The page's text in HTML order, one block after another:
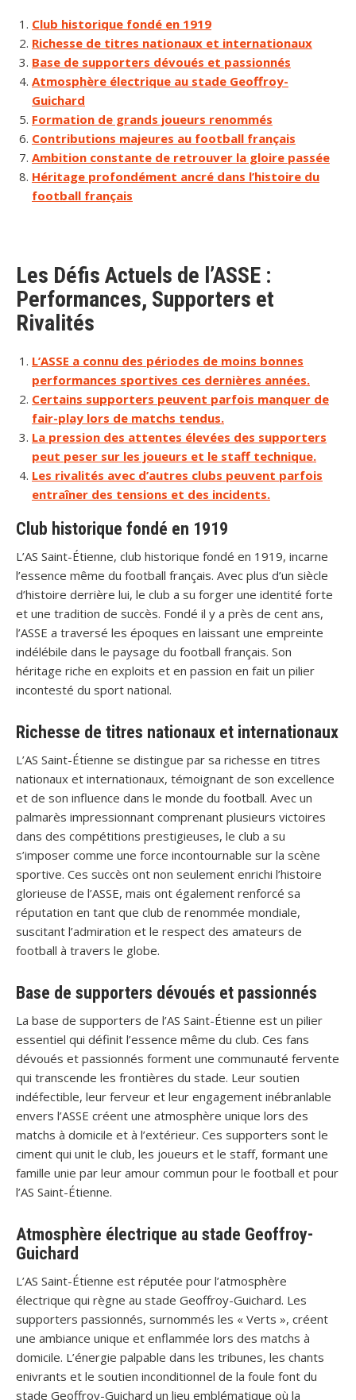
Club historique fondé en 1919
Richesse de titres nationaux et internationaux
Base de supporters dévoués et passionnés
Atmosphère électrique au stade Geoffroy-
Guichard
Formation de grands joueurs renommés
Contributions majeures au football français
Ambition constante de retrouver la gloire passée
Héritage profondément ancré dans l’histoire du
football français
Les Défis Actuels de l’ASSE :
Performances, Supporters et
Rivalités
L’ASSE a connu des périodes de moins bonnes
performances sportives ces dernières années.
Certains supporters peuvent parfois manquer de
fair-play lors de matchs tendus.
La pression des attentes élevées des supporters
peut peser sur les joueurs et le staff technique.
Les rivalités avec d’autres clubs peuvent parfois
entraîner des tensions et des incidents.
Club historique fondé en 1919
L’AS Saint-Étienne, club historique fondé en 1919, incarne
l’essence même du football français. Avec plus d’un siècle
d’histoire derrière lui, le club a su forger une identité forte
et une tradition de succès. Fondé il y a près de cent ans,
l’ASSE a traversé les époques en laissant une empreinte
indélébile dans le paysage du football français. Son
héritage riche en exploits et en passion en fait un pilier
incontesté du sport national.
Richesse de titres nationaux et internationaux
L’AS Saint-Étienne se distingue par sa richesse en titres
nationaux et internationaux, témoignant de son excellence
et de son influence dans le monde du football. Avec un
palmarès impressionnant comprenant plusieurs victoires
dans des compétitions prestigieuses, le club a su
s’imposer comme une force incontournable sur la scène
sportive. Ces succès ont non seulement enrichi l’histoire
glorieuse de l’ASSE, mais ont également renforcé sa
réputation en tant que club de renommée mondiale,
suscitant l’admiration et le respect des amateurs de
football à travers le globe.
Base de supporters dévoués et passionnés
La base de supporters de l’AS Saint-Étienne est un pilier
essentiel qui définit l’essence même du club. Ces fans
dévoués et passionnés forment une communauté fervente
qui transcende les frontières du stade. Leur soutien
indéfectible, leur ferveur et leur engagement inébranlable
envers l’ASSE créent une atmosphère unique lors des
matchs à domicile et à l’extérieur. Ces supporters sont le
ciment qui unit le club, les joueurs et le staff, formant une
famille unie par leur amour commun pour le football et pour
l’AS Saint-Étienne.
Atmosphère électrique au stade Geoffroy-
Guichard
L’AS Saint-Étienne est réputée pour l’atmosphère
électrique qui règne au stade Geoffroy-Guichard. Les
supporters passionnés, surnommés les « Verts », créent
une ambiance unique et enflammée lors des matchs à
domicile. L’énergie palpable dans les tribunes, les chants
enivrants et le soutien inconditionnel de la foule font du
stade Geoffroy-Guichard un lieu emblématique où la